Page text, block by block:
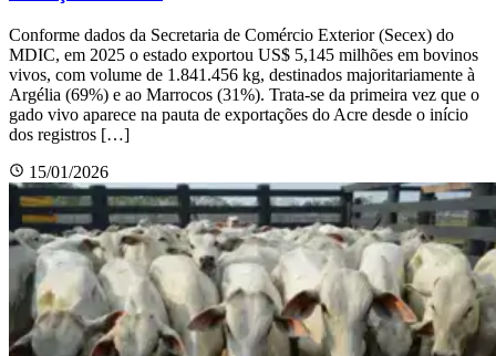
Conforme dados da Secretaria de Comércio Exterior (Secex) do
MDIC, em 2025 o estado exportou US$ 5,145 milhões em bovinos
vivos, com volume de 1.841.456 kg, destinados majoritariamente à
Argélia (69%) e ao Marrocos (31%). Trata-se da primeira vez que o
gado vivo aparece na pauta de exportações do Acre desde o início
dos registros […]
15/01/2026